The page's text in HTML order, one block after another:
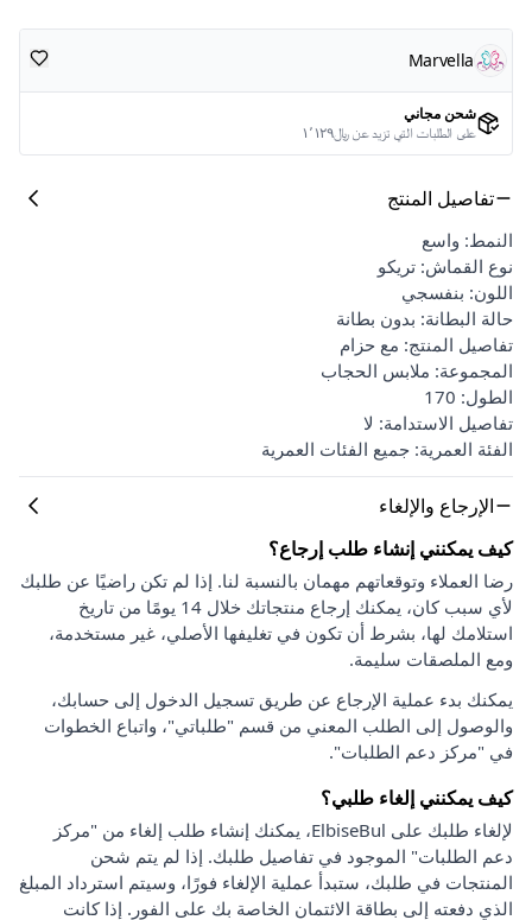
Marvella
شحن مجاني
على الطلبات التي تزيد عن ﷼١٬١٢٩
تفاصيل المنتج
النمط: واسع
نوع القماش: تريكو
اللون: بنفسجي
حالة البطانة: بدون بطانة
تفاصيل المنتج: مع حزام
المجموعة: ملابس الحجاب
الطول: 170
تفاصيل الاستدامة: لا
الفئة العمرية: جميع الفئات العمرية
الإرجاع والإلغاء
كيف يمكنني إنشاء طلب إرجاع؟
رضا العملاء وتوقعاتهم مهمان بالنسبة لنا. إذا لم تكن راضيًا عن طلبك
لأي سبب كان، يمكنك إرجاع منتجاتك خلال 14 يومًا من تاريخ
استلامك لها، بشرط أن تكون في تغليفها الأصلي، غير مستخدمة،
ومع الملصقات سليمة.
يمكنك بدء عملية الإرجاع عن طريق تسجيل الدخول إلى حسابك،
والوصول إلى الطلب المعني من قسم "طلباتي"، واتباع الخطوات
في "مركز دعم الطلبات".
كيف يمكنني إلغاء طلبي؟
لإلغاء طلبك على ElbiseBul، يمكنك إنشاء طلب إلغاء من "مركز
دعم الطلبات" الموجود في تفاصيل طلبك. إذا لم يتم شحن
المنتجات في طلبك، ستبدأ عملية الإلغاء فورًا، وسيتم استرداد المبلغ
الذي دفعته إلى بطاقة الائتمان الخاصة بك على الفور. إذا كانت